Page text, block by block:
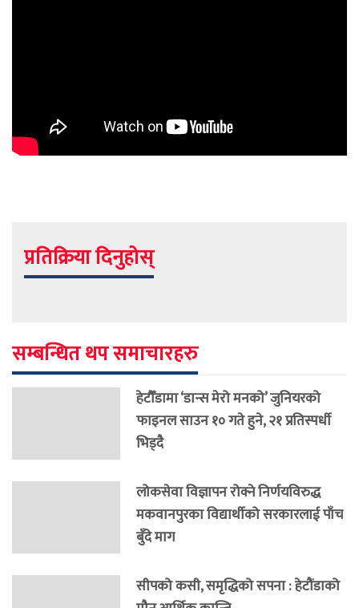
प्रतिक्रिया दिनुहोस्
सम्बन्धित थप समाचारहरु
हेटौँडामा ‘डान्स मेरो मनको’ जुनियरको
फाइनल साउन १० गते हुने, २१ प्रतिस्पर्धी
भिड्दै
लोकसेवा विज्ञापन रोक्ने निर्णयविरुद्ध
मकवानपुरका विद्यार्थीको सरकारलाई पाँच
बुँदे माग
सीपको कसी, समृद्धिको सपना : हेटौंडाको